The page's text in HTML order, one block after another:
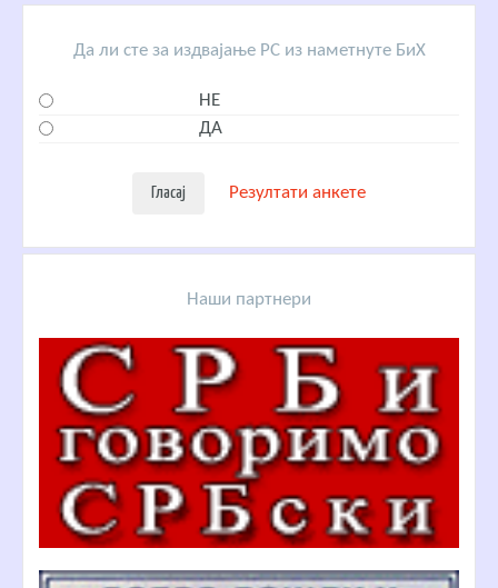
Да ли сте за издвајање РС из наметнуте БиХ
НЕ
ДА
Резултати анкете
Наши партнери